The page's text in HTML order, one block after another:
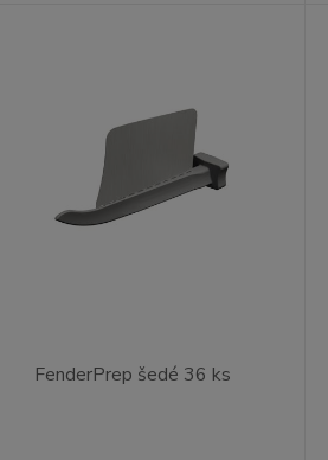
FenderPrep šedé 36 ks